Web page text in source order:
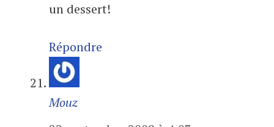
un dessert!
Répondre
Mouz